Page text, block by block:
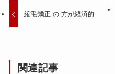
縮毛矯正 の 方が経済的
関連記事